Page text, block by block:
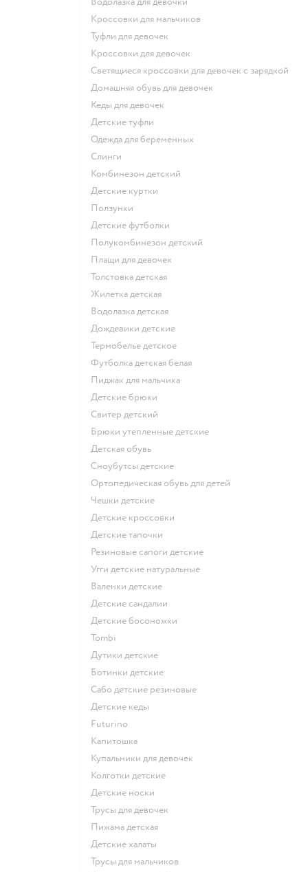
Кроссовки для мальчиков
Туфли для девочек
Кроссовки для девочек
Светящиеся кроссовки для девочек с зарядкой
Домашняя обувь для девочек
Кеды для девочек
Детские туфли
Одежда для беременных
Слинги
Комбинезон детский
Детские куртки
Ползунки
Детские футболки
Полукомбинезон детский
Плащи для девочек
Толстовка детская
Жилетка детская
Водолазка детская
Дождевики детские
Термобелье детское
Футболка детская белая
Пиджак для мальчика
Детские брюки
Свитер детский
Брюки утепленные детские
Детская обувь
Сноубутсы детские
Ортопедическая обувь для детей
Чешки детские
Детские кроссовки
Детские тапочки
Резиновые сапоги детские
Угги детские натуральные
Валенки детские
Детские сандалии
Детские босоножки
Tombi
Дутики детские
Ботинки детские
Сабо детские резиновые
Детские кеды
Futurino
Капитошка
Купальники для девочек
Колготки детские
Детские носки
Трусы для девочек
Пижама детская
Детские халаты
Трусы для мальчиков